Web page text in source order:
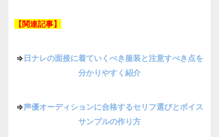
【関連記事】
⇒日ナレの面接に着ていくべき服装と注意すべき点を
分かりやすく紹介
⇒声優オーディションに合格するセリフ選びとボイス
サンプルの作り方